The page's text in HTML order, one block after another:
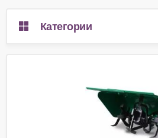
Категории